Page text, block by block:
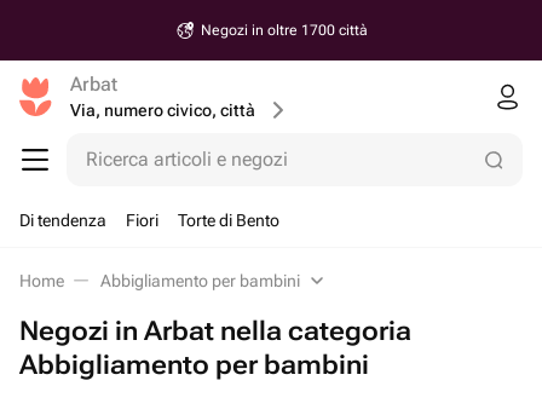
Negozi in oltre 1700 città
Arbat
Via, numero civico, città
Ricerca articoli e negozi
Di tendenza Fiori Torte di Bento
Home Abbigliamento per bambini
Negozi in Arbat nella categoria
Abbigliamento per bambini